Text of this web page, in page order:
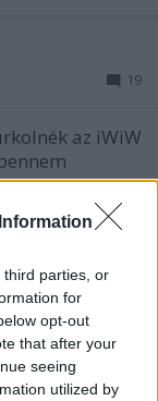
third parties, or
for
opt-out
that after your
seeing
utilized by
19
az iWiW
az
minden